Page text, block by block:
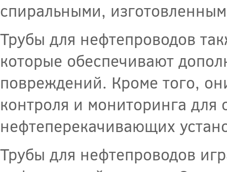
спиральными,
Трубы для нефтепроводов
которые обеспечивают
повреждений. Кроме того,
контроля и мониторинга для
нефтеперекачивающих
Трубы для нефтепроводов